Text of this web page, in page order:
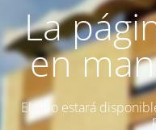
La
en
El sitio estará